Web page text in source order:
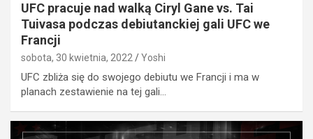
UFC pracuje nad walką Ciryl Gane vs. Tai
Tuivasa podczas debiutanckiej gali UFC we
Francji
sobota, 30 kwietnia, 2022 Yoshi
UFC zbliża się do swojego debiutu we Francji i ma w
planach zestawienie na tej gali…